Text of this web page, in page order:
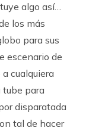
algo así…
los más
para sus
escenario de
cualquiera
tube para
disparatada
tal de hacer